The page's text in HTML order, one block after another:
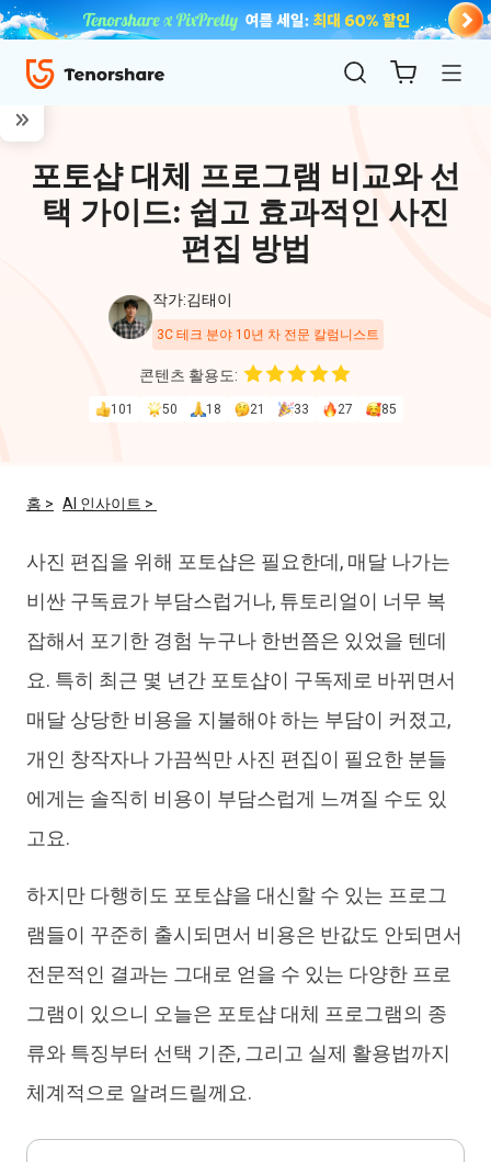
ReiBoot
4uKey
포토샵 대체 프로그램 비교와 선
택 가이드: 쉽고 효과적인 사진
편집 방법
작가:김태이
3C 테크 분야 10년 차 전문 칼럼니스트
콘텐츠 활용도:
101 50 18 21 33 27 85
홈 > AI 인사이트 >
사진 편집을 위해 포토샵은 필요한데, 매달 나가는
비싼 구독료가 부담스럽거나, 튜토리얼이 너무 복
잡해서 포기한 경험 누구나 한번쯤은 있었을 텐데
요. 특히 최근 몇 년간 포토샵이 구독제로 바뀌면서
매달 상당한 비용을 지불해야 하는 부담이 커졌고,
개인 창작자나 가끔씩만 사진 편집이 필요한 분들
에게는 솔직히 비용이 부담스럽게 느껴질 수도 있
고요.
하지만 다행히도 포토샵을 대신할 수 있는 프로그
램들이 꾸준히 출시되면서 비용은 반값도 안되면서
전문적인 결과는 그대로 얻을 수 있는 다양한 프로
그램이 있으니 오늘은 포토샵 대체 프로그램의 종
류와 특징부터 선택 기준, 그리고 실제 활용법까지
체계적으로 알려드릴께요.